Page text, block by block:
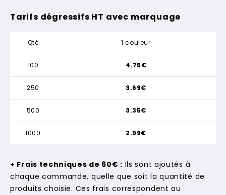
Tarifs dégressifs HT avec marquage
Qté 1 couleur
100
250
500
1000
4.75€
3.69€
3.35€
2.99€
+ Frais techniques de 60€ : Ils sont ajoutés à
chaque commande, quelle que soit la quantité de
produits choisie. Ces frais correspondent au